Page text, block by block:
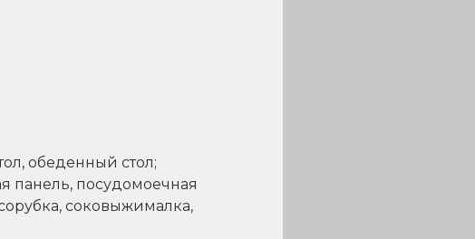
обеденный стол;
панель, посудомоечная
соковыжималка,